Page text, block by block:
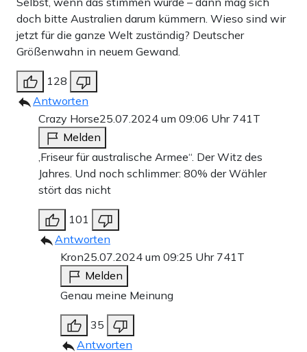
doch bitte Australien darum kümmern. Wieso sind wir
jetzt für die ganze Welt zuständig? Deutscher
Größenwahn in neuem Gewand.
128
Antworten
Crazy Horse25.07.2024 um 09:06 Uhr 741T
Melden
‚Friseur für australische Armee“. Der Witz des
Jahres. Und noch schlimmer: 80% der Wähler
stört das nicht
101
Antworten
Kron25.07.2024 um 09:25 Uhr 741T
Melden
Genau meine Meinung
35
Antworten